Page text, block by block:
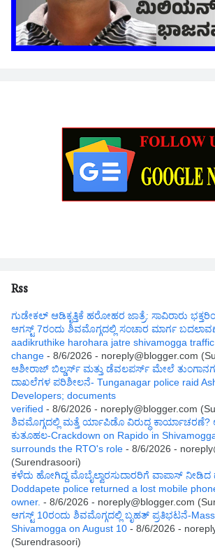
Rss
ಗುಡೇಕಲ್ ಆಡಿಕೃತ್ತಿಕೆ ಹರೋಹರ ಜಾತ್ರೆ: ಸಾವಿರಾರು
ಆಗಸ್ಟ್ 7ರಂದು ಶಿವಮೊಗ್ಗದಲ್ಲಿ ಸಂಚಾರ ಮಾರ್ಗ
aadikruthike harohara jatre shivamogga
change - 8/6/2026 - noreply@blogger.com
ಆಶೀರಾಜ್ ಬಿಲ್ಡರ್ಸ್ ಮತ್ತು ಡೆವಲಪರ್ಸ್ ಮೇಲೆ
ದಾಖಲೆಗಳ ಪರಿಶೀಲನೆ- Tunganagar police raid
Developers; documents
verified - 8/6/2026 - noreply@blogger.com
ಶಿವಮೊಗ್ಗದಲ್ಲಿ ಮತ್ತೆ ರ್ಯಾಪಿಡೊ ವಿರುದ್ಧ ಕಾರ್ಯಾಚರಣೆ?
ಕುತೂಹಲ-Crackdown on Rapido in
surrounds the RTO's role - 8/6/2026 -
(Surendrasoori)
ಕಳೆದು ಹೋಗಿದ್ದ ಮೊಬೈಲ್ವಾರಸುದಾರರಿಗೆ ವಾಪಾಸ್ ನೀಡಿದ
Doddapete police returned a lost mobile
owner. - 8/6/2026 - noreply@blogger.com
ಆಗಸ್ಟ್‌ 10ರಂದು ಶಿವಮೊಗ್ಗದಲ್ಲಿ ಬೃಹತ್ ಪ್ರತಿಭಟನೆ-
Shivamogga on August 10 - 8/6/2026 -
(Surendrasoori)